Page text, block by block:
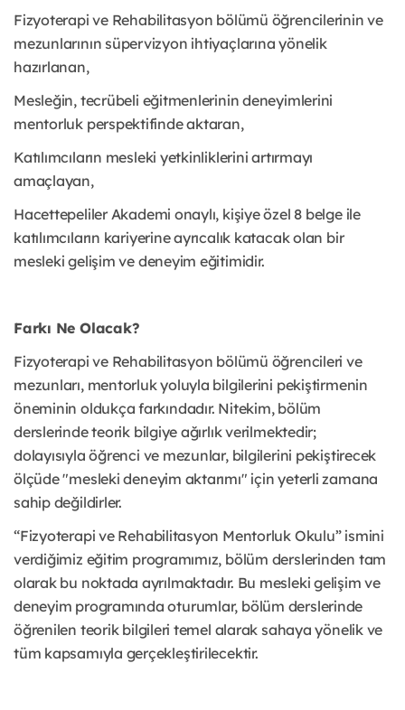
Fizyoterapi ve Rehabilitasyon bölümü öğrencilerinin ve
mezunlarının süpervizyon ihtiyaçlarına yönelik
hazırlanan,
Mesleğin, tecrübeli eğitmenlerinin deneyimlerini
mentorluk perspektifinde aktaran,
Katılımcıların mesleki yetkinliklerini artırmayı
amaçlayan,
Hacettepeliler Akademi onaylı, kişiye özel 8 belge ile
katılımcıların kariyerine ayrıcalık katacak olan bir
mesleki gelişim ve deneyim eğitimidir.
Farkı Ne Olacak?
Fizyoterapi ve Rehabilitasyon bölümü öğrencileri ve
mezunları, mentorluk yoluyla bilgilerini pekiştirmenin
öneminin oldukça farkındadır. Nitekim, bölüm
derslerinde teorik bilgiye ağırlık verilmektedir;
dolayısıyla öğrenci ve mezunlar, bilgilerini pekiştirecek
ölçüde "mesleki deneyim aktarımı" için yeterli zamana
sahip değildirler.
“Fizyoterapi ve Rehabilitasyon Mentorluk Okulu” ismini
verdiğimiz eğitim programımız, bölüm derslerinden tam
olarak bu noktada ayrılmaktadır. Bu mesleki gelişim ve
deneyim programında oturumlar, bölüm derslerinde
öğrenilen teorik bilgileri temel alarak sahaya yönelik ve
tüm kapsamıyla gerçekleştirilecektir.